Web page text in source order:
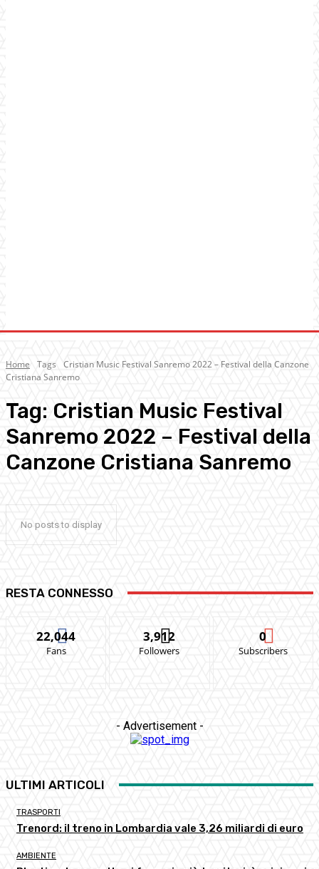
Home Tags
Cristian Music Festival Sanremo 2022 – Festival della Canzone
Cristiana Sanremo
Tag: Cristian Music Festival
Sanremo 2022 – Festival della
Canzone Cristiana Sanremo
No posts to display
RESTA CONNESSO
22,044
Fans
3,912
Followers
0
Subscribers
- Advertisement -
ULTIMI ARTICOLI
TRASPORTI
Trenord: il treno in Lombardia vale 3,26 miliardi di euro
AMBIENTE